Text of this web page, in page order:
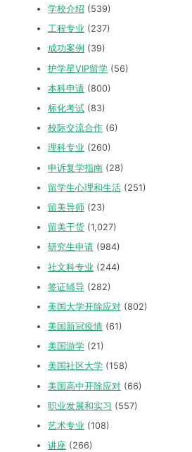
学校介绍 (539)
工程专业 (237)
成功案例 (39)
护学星VIP留学 (56)
本科申请 (800)
标化考试 (83)
校际交流合作 (6)
理科专业 (260)
申诉复学指南 (28)
留学生心理和生活 (251)
留美导师 (23)
留美干货 (1,027)
研究生申请 (984)
社文科专业 (244)
签证辅导 (282)
美国大学开除应对 (802)
美国新冠疫情 (61)
美国游学 (21)
美国社区大学 (158)
美国高中开除应对 (66)
职业发展和实习 (557)
艺术专业 (108)
讲座 (266)